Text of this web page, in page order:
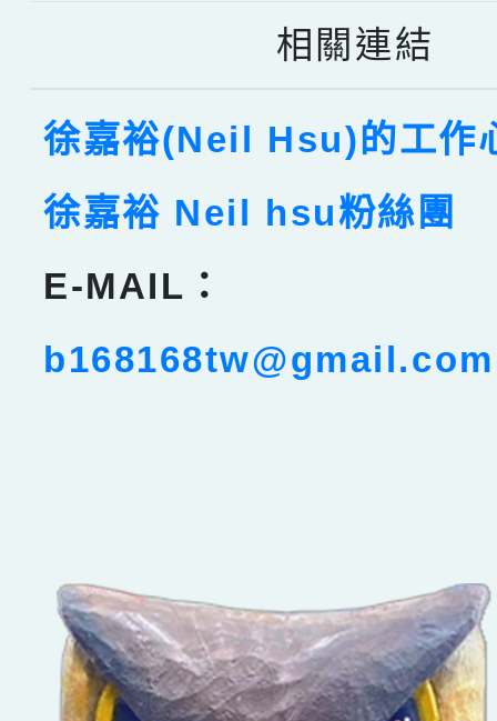
相關連結
徐嘉裕(Neil Hsu)的工作
徐嘉裕 Neil hsu粉絲團
E-MAIL：
b168168tw@gmail.com